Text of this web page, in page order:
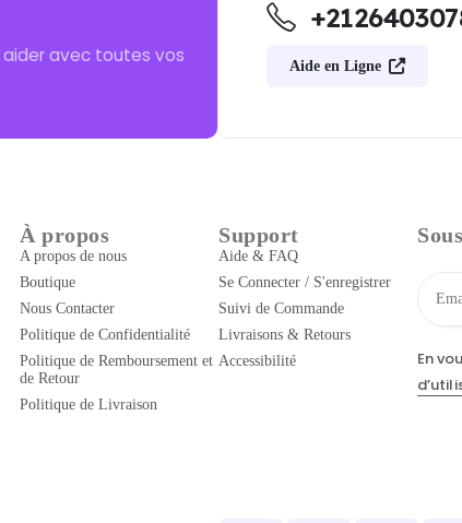
aider avec toutes vos
Aide en Ligne
À propos
A propos de nous
Boutique
Nous Contacter
Politique de Confidentialité
Politique de Remboursement et
de Retour
Politique de Livraison
Support
Aide & FAQ
Se Connecter / S'enregistrer
Suivi de Commande
Livraisons & Retours
Accessibilité
En